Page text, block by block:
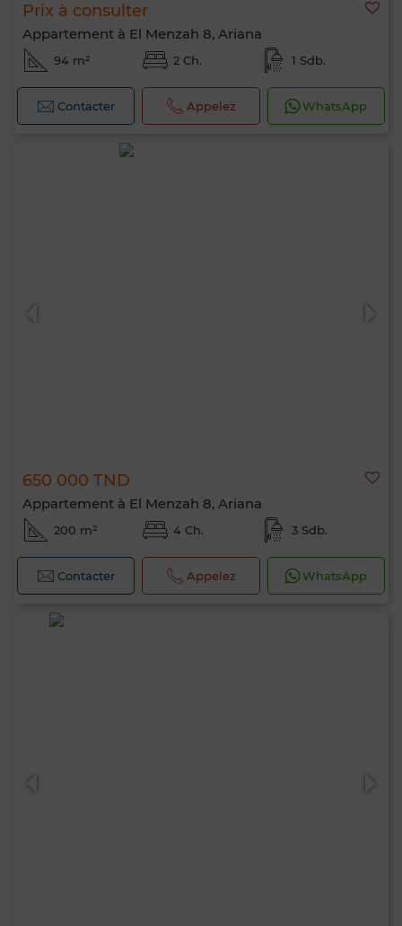
Prix à consulter
Appartement à El Menzah 8, Ariana
94 m² 2 Ch. 1 Sdb.
Contacter Appelez WhatsApp
650 000 TND
Appartement à El Menzah 8, Ariana
200 m² 4 Ch. 3 Sdb.
Contacter Appelez WhatsApp